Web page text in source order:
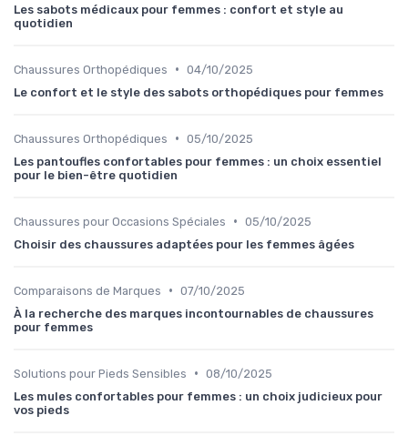
Les sabots médicaux pour femmes : confort et style au
quotidien
Chaussures Orthopédiques • 04/10/2025
Le confort et le style des sabots orthopédiques pour femmes
Chaussures Orthopédiques • 05/10/2025
Les pantoufles confortables pour femmes : un choix essentiel
pour le bien-être quotidien
Chaussures pour Occasions Spéciales • 05/10/2025
Choisir des chaussures adaptées pour les femmes âgées
Comparaisons de Marques • 07/10/2025
À la recherche des marques incontournables de chaussures
pour femmes
Solutions pour Pieds Sensibles • 08/10/2025
Les mules confortables pour femmes : un choix judicieux pour
vos pieds